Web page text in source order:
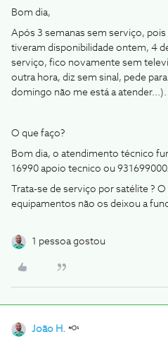
Bom dia,
Após 3 semanas sem serviço,
tiveram disponibilidade ontem, 4
serviço, fico novamente sem
outra hora, diz sem sinal, pede
domingo não me está a atender...).
O que faço?
Bom dia, o atendimento técnico
16990 apoio tecnico ou 931699000.
Trata-se de serviço por satélite ?
equipamentos não os deixou a
1 pessoa gostou
João H.